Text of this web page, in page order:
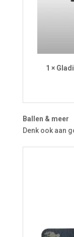
1 ×
Ballen & meer
Denk ook aan